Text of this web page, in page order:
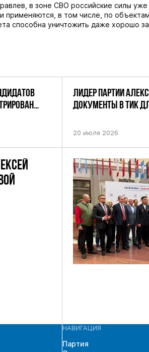
в зоне СВО российские силы уже
применяются, в том числе, по
способна уничтожить даже хорошо
ЛИДЕР ПАРТИИ
ДОКУМЕНТЫ В ТИК
ПО НЕФТЕКАМСКОМУ
20 июля 2026
НАВИГАЦИЯ
Партия